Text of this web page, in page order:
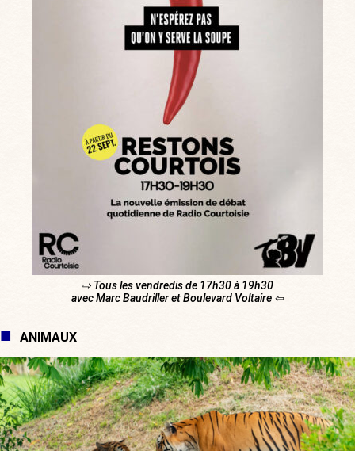
⇨ Tous les vendredis de 17h30 à 19h30
avec Marc Baudriller et Boulevard Voltaire ⇦
ANIMAUX